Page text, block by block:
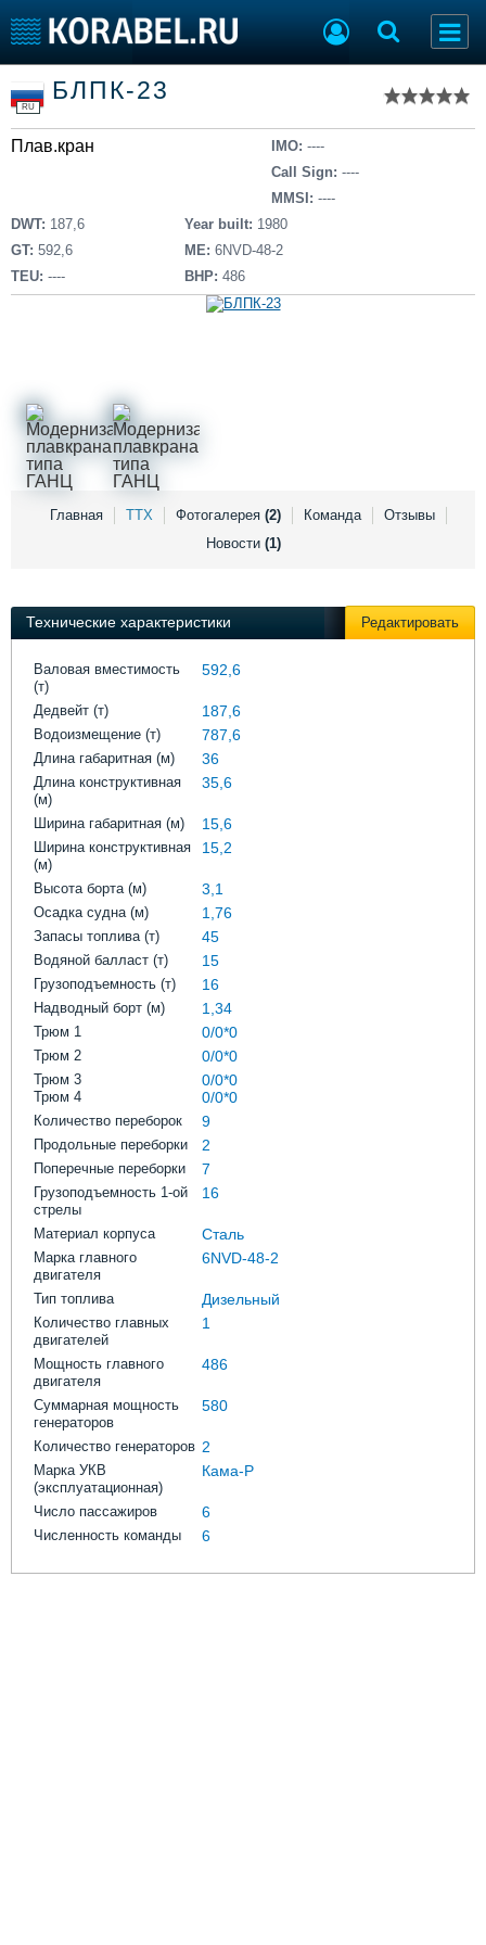
Тип судна
Добавить судно
Добавить проект
Последние 100
Пульс
Новости
Компании
Репутация
Реклама
Торговая площадка
Доска объявлений
Продажа флота
Оборудование
Изделия
Конференции
Выставки и семинары
Личности
Форум
Отзывы
RU
БЛПК-23
Плав.кран IMO: ----
Call Sign: ----
MMSI: ----
DWT: 187,6
GT: 592,6
TEU: ----
Year built: 1980
ME: 6NVD-48-2
BHP: 486
Главная ТТХ Фотогалерея (2) Команда
Отзывы
Новости (1)
Технические характеристики Редактировать
Валовая вместимость
(т)
592,6
Дедвейт (т) 187,6
Водоизмещение (т) 787,6
Длина габаритная (м) 36
Длина конструктивная
(м)
35,6
Ширина габаритная (м) 15,6
Ширина конструктивная
(м)
15,2
Высота борта (м) 3,1
Осадка судна (м) 1,76
Запасы топлива (т) 45
Водяной балласт (т) 15
Грузоподъемность (т) 16
Надводный борт (м) 1,34
Трюм 1 0/0*0
Трюм 2 0/0*0
Трюм 3 0/0*0
Трюм 4 0/0*0
Количество переборок 9
Продольные переборки 2
Поперечные переборки 7
Грузоподъемность 1-ой
стрелы
16
Материал корпуса Сталь
Марка главного
двигателя
6NVD-48-2
Тип топлива Дизельный
Количество главных
двигателей
1
Мощность главного
двигателя
486
Суммарная мощность
генераторов
580
Количество генераторов 2
Марка УКВ
(эксплуатационная)
Кама-Р
Число пассажиров 6
Численность команды 6